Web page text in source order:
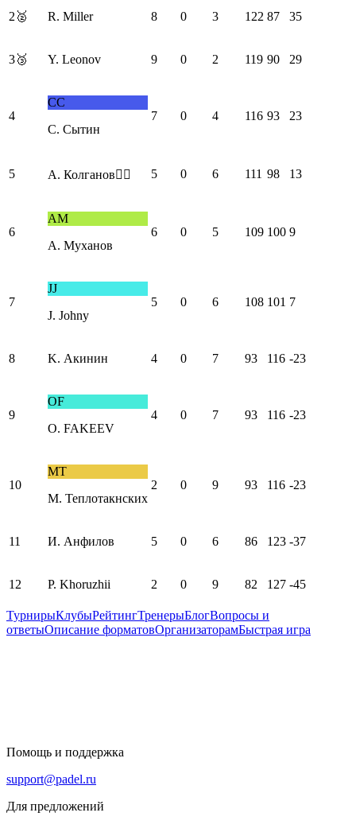
2 🥈 R. Miller 8 0 3 122 87 35
3🥉 Y. Leonov 9 0 2 119 90 29
4
СС
С. Сытин
7 0 4 116 93 23
5 А. Колганов❤️‍🔥 5 0 6 111 98 13
6
АМ
А. Муханов
6 0 5 109 100 9
7
JJ
J. Johny
5 0 6 108 101 7
8 K. Акинин 4 0 7 93 116 -23
9
OF
O. FAKEEV
4 0 7 93 116 -23
10
МТ
М. Теплотакнских
2 0 9 93 116 -23
11 И. Анфилов 5 0 6 86 123 -37
12 P. Khoruzhii 2 0 9 82 127 -45
ТурнирыКлубыРейтингТренерыБлогВопросы и
ответыОписание форматовОрганизаторамБыстрая игра
Помощь и поддержка
support@padel.ru
Для предложений